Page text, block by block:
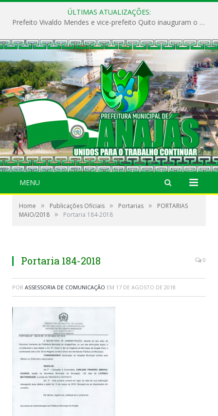
ÚLTIMAS ATUALIZAÇÕES:
Prefeito Vivaldo Mendes e vice-prefeito Quito inauguram o CAPS e fortalecem a saúde pública em Anajás.
MENU
Home » Publicações Oficiais » Portarias »
PORTARIAS
MAIO/2018 » Portaria 184-2018
Portaria 184-2018 0
POR ASSESSORIA DE COMUNICAÇÃO EM 17 DE AGOSTO DE 2018